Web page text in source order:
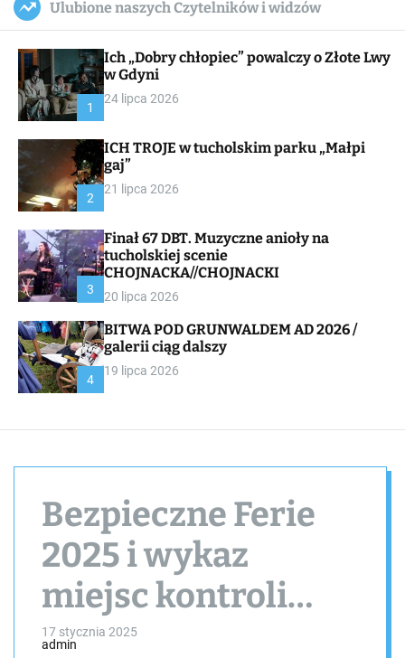
c
a
a
s
W
i
e
l
c
Ulubione naszych Czytelników i widzów
1
Ich „Dobry chłopiec” powalczy o Złote Lwy
w Gdyni
24 lipca 2026
2
ICH TROJE w tucholskim parku „Małpi
gaj”
21 lipca 2026
3
Finał 67 DBT. Muzyczne anioły na
tucholskiej scenie
CHOJNACKA//CHOJNACKI
20 lipca 2026
4
BITWA POD GRUNWALDEM AD 2026 /
galerii ciąg dalszy
19 lipca 2026
Bezpieczne Ferie
2025 i wykaz
miejsc kontroli
autobusów
17 stycznia 2025
admin